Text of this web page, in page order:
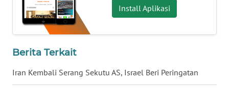
Install Aplikasi
Berita Terkait
Iran Kembali Serang Sekutu AS, Israel Beri Peringatan
SULTENG
WN
WN